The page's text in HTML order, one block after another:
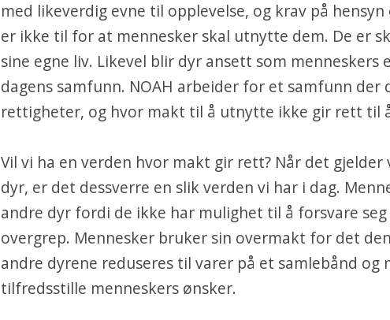
med likeverdig evne til opplevelse, og krav på
er ikke til for at mennesker skal utnytte dem. De er
sine egne liv. Likevel blir dyr ansett som menneskers
dagens samfunn. NOAH arbeider for et samfunn der
rettigheter, og hvor makt til å utnytte ikke gir rett til
Vil vi ha en verden hvor makt gir rett? Når det
dyr, er det dessverre en slik verden vi har i dag.
andre dyr fordi de ikke har mulighet til å forsvare
overgrep. Mennesker bruker sin overmakt for det
andre dyrene reduseres til varer på et samlebånd og
tilfredsstille menneskers ønsker.